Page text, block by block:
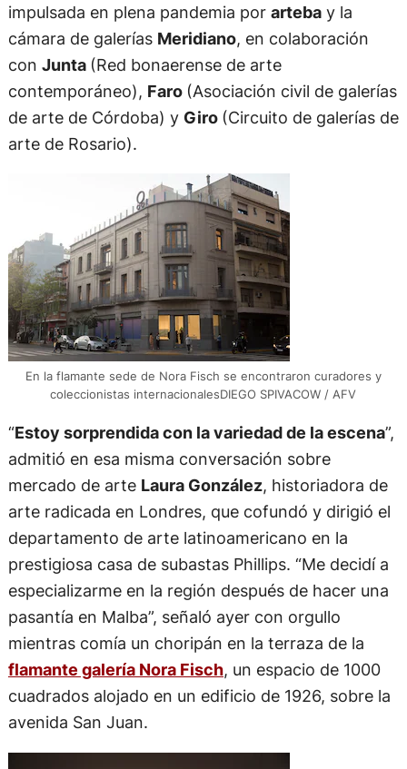
impulsada en plena pandemia por artebay la
cámara de galerías Meridiano, en colaboración
con Junta (Red bonaerense de arte
contemporáneo), Faro (Asociación civil de galerías
de arte de Córdoba) y Giro (Circuito de galerías de
arte de Rosario).
En la flamante sede de Nora Fisch se encontraron curadores y
coleccionistas internacionalesDIEGO SPIVACOW / AFV
“Estoy sorprendida con la variedad de la escena”,
admitió en esa misma conversación sobre
mercado de arte Laura González, historiadora de
arte radicada en Londres, que cofundó y dirigió el
departamento de arte latinoamericano en la
prestigiosa casa de subastas Phillips. “Me decidí a
especializarme en la región después de hacer una
pasantía en Malba”, señaló ayer con orgullo
mientras comía un choripán en la terraza de la
flamante galería Nora Fisch, un espacio de 1000
cuadrados alojado en un edificio de 1926, sobre la
avenida San Juan.